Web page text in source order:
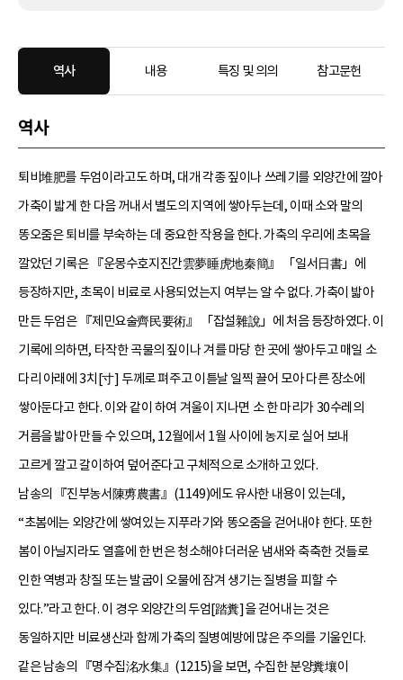
역사 내용 특징 및 의의 참고문헌
역사
퇴비堆肥를 두엄이라고도 하며, 대개 각종 짚이나 쓰레기를 외양간에 깔아
가축이 밟게 한 다음 꺼내서 별도의 지역에 쌓아두는데, 이때 소와 말의
똥오줌은 퇴비를 부숙하는 데 중요한 작용을 한다. 가축의 우리에 초목을
깔았던 기록은 『운몽수호지진간雲夢睡虎地秦簡』 「일서日書」에
등장하지만, 초목이 비료로 사용되었는지 여부는 알 수 없다. 가축이 밟아
만든 두엄은 『제민요술齊民要術』 「잡설雜說」에 처음 등장하였다. 이
기록에 의하면, 타작한 곡물의 짚이나 겨를 마당 한 곳에 쌓아두고 매일 소
다리 아래에 3치[寸] 두께로 펴주고 이튿날 일찍 끌어 모아 다른 장소에
쌓아둔다고 한다. 이와 같이 하여 겨울이 지나면 소 한 마리가 30수레의
거름을 밟아 만들 수 있으며, 12월에서 1월 사이에 농지로 실어 보내
고르게 깔고 갈이하여 덮어준다고 구체적으로 소개하고 있다.
남송의 『진부농서陳旉農書』(1149)에도 유사한 내용이 있는데,
“초봄에는 외양간에 쌓여있는 지푸라기와 똥오줌을 걷어내야 한다. 또한
봄이 아닐지라도 열흘에 한 번은 청소해야 더러운 냄새와 축축한 것들로
인한 역병과 창질 또는 발굽이 오물에 잠겨 생기는 질병을 피할 수
있다.”라고 한다. 이 경우 외양간의 두엄[踏糞]을 걷어내는 것은
동일하지만 비료생산과 함께 가축의 질병예방에 많은 주의를 기울인다.
같은 남송의 『명수집洺水集』(1215)을 보면, 수집한 분양糞壤이